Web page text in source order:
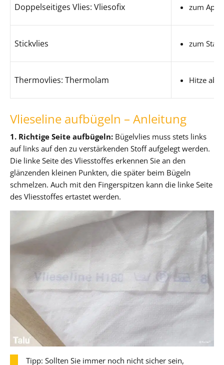
Doppelseitiges Vlies: Vliesofix zum
Stickvlies zum
Thermovlies: Thermolam Hitze
Vlieseline aufbügeln – Anleitung
1. Richtige Seite aufbügeln: Bügelvlies muss stets links
auf links auf den zu verstärkenden Stoff aufgelegt werden.
Die linke Seite des Vliesstoffes erkennen Sie an den
glänzenden kleinen Punkten, die später beim Bügeln
schmelzen. Auch mit den Fingerspitzen kann die linke Seite
des Vliesstoffes ertastet werden.
Tipp: Sollten Sie immer noch nicht sicher sein,